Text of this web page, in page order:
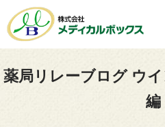
薬局リレーブログ ウ
編